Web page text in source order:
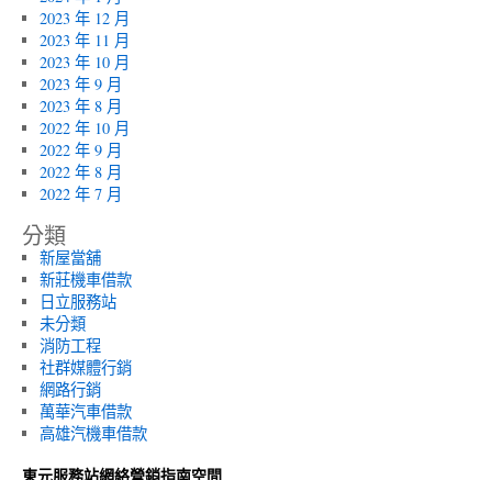
2023 年 12 月
2023 年 11 月
2023 年 10 月
2023 年 9 月
2023 年 8 月
2022 年 10 月
2022 年 9 月
2022 年 8 月
2022 年 7 月
分類
新屋當舖
新莊機車借款
日立服務站
未分類
消防工程
社群媒體行銷
網路行銷
萬華汽車借款
高雄汽機車借款
東元服務站網絡營銷指南空間